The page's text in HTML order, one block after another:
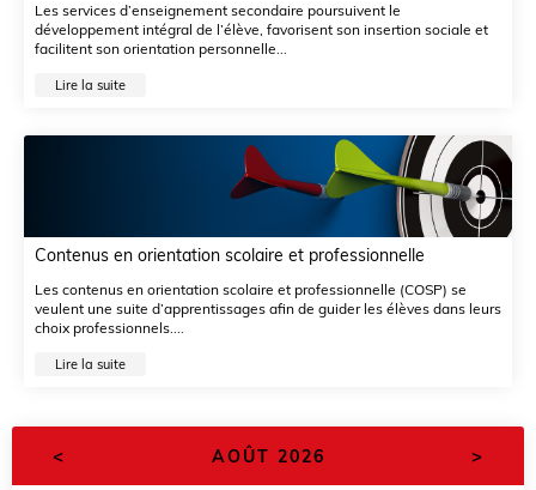
Les services d’enseignement secondaire poursuivent le
développement intégral de l’élève, favorisent son insertion sociale et
facilitent son orientation personnelle...
Lire la suite
Contenus en orientation scolaire et professionnelle
Les contenus en orientation scolaire et professionnelle (COSP) se
veulent une suite d’apprentissages afin de guider les élèves dans leurs
choix professionnels....
Lire la suite
< AOÛT 2026 >